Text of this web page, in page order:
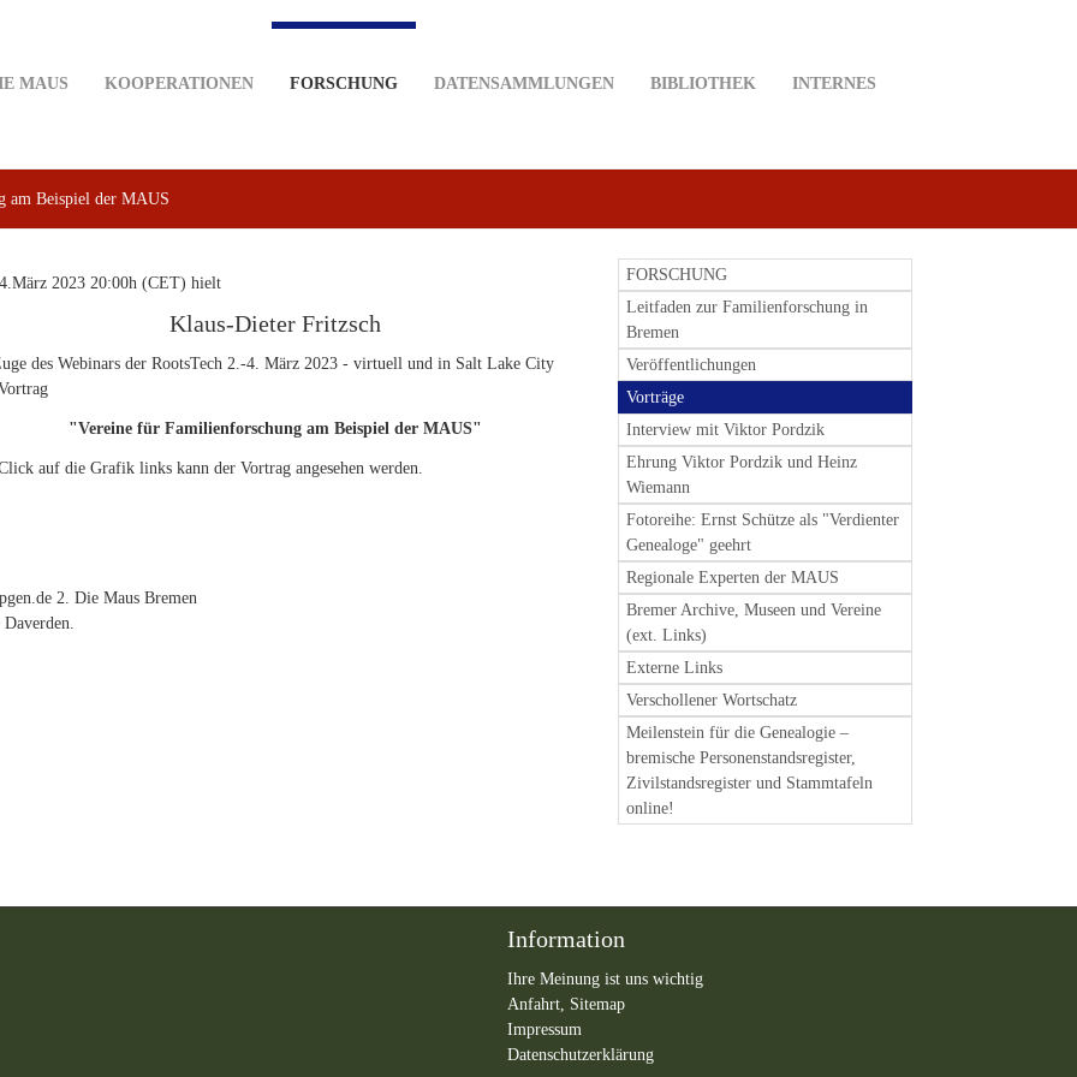
MAUS KOOPERATIONEN FORSCHUNG DATENSAMMLUNGEN BIBLIOTHEK INTERNES
am Beispiel der MAUS
2023 20:00h (CET) hielt
Klaus-Dieter Fritzsch
des Webinars der RootsTech 2.-4. März 2023 - virtuell und in Salt Lake City
"Vereine für Familienforschung am Beispiel der MAUS"
auf die Grafik links kann der Vortrag angesehen werden.
2. Die Maus Bremen
FORSCHUNG
Leitfaden zur Familienforschung in
Bremen
Veröffentlichungen
Vorträge
Interview mit Viktor Pordzik
Ehrung Viktor Pordzik und Heinz
Wiemann
Fotoreihe: Ernst Schütze als "Verdienter
Genealoge" geehrt
Regionale Experten der MAUS
Bremer Archive, Museen und Vereine
(ext. Links)
Externe Links
Verschollener Wortschatz
Meilenstein für die Genealogie –
bremische Personenstandsregister,
Zivilstandsregister und Stammtafeln
online!
Information
Ihre Meinung ist uns wichtig
Anfahrt, Sitemap
Impressum
Datenschutzerklärung